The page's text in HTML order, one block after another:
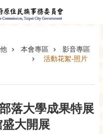
本會專區
影音專區
活動花絮-照片
落大學成果特展
大開展